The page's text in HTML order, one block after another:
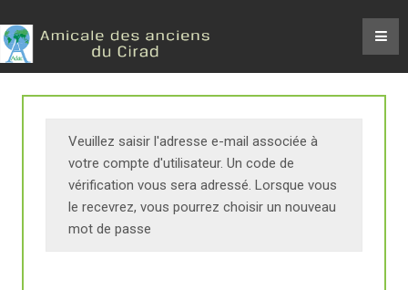
Veuillez saisir l'adresse e-mail associée à
votre compte d'utilisateur. Un code de
vérification vous sera adressé. Lorsque vous
le recevrez, vous pourrez choisir un nouveau
mot de passe